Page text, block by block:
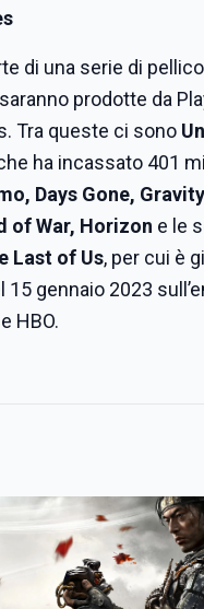
di una serie di
prodotte da
Tra queste ci sono
ha incassato 401
Days Gone,
of War, Horizon e le
Last of Us, per cui è
15 gennaio 2023
HBO.